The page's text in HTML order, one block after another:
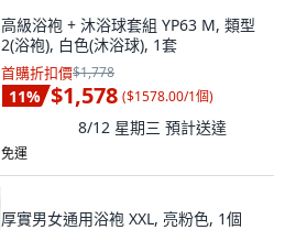
高級浴袍 + 沐浴球套組 YP63 M, 類型
2(浴袍), 白色(沐浴球), 1套
首購折扣價$1,778
11% $1,578 ($1578.00/1個)
8/12 星期三 預計送達
免運
厚實男女通用浴袍 XXL, 亮粉色, 1個